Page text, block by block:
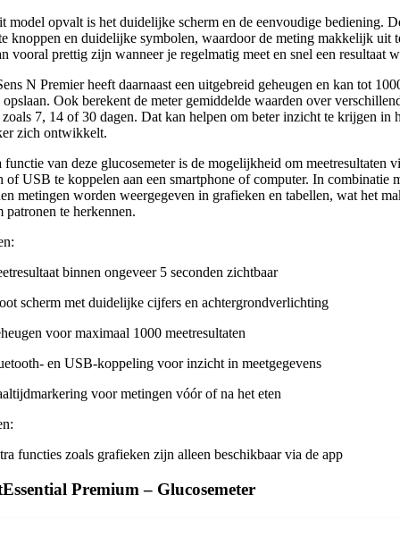
model opvalt is het duidelijke scherm en de eenvoudige bediening.
knoppen en duidelijke symbolen, waardoor de meting makkelijk uit
vooral prettig zijn wanneer je regelmatig meet en snel een resultaat
N Premier heeft daarnaast een uitgebreid geheugen en kan tot
opslaan. Ook berekent de meter gemiddelde waarden over
zoals 7, 14 of 30 dagen. Dat kan helpen om beter inzicht te krijgen in
zich ontwikkelt.
functie van deze glucosemeter is de mogelijkheid om meetresultaten
of USB te koppelen aan een smartphone of computer. In combinatie
metingen worden weergegeven in grafieken en tabellen, wat het
patronen te herkennen.
binnen ongeveer 5 seconden zichtbaar
scherm met duidelijke cijfers en achtergrondverlichting
voor maximaal 1000 meetresultaten
en USB-koppeling voor inzicht in meetgegevens
voor metingen vóór of na het eten
functies zoals grafieken zijn alleen beschikbaar via de app
Premium – Glucosemeter